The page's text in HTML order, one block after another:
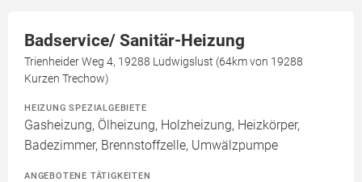
Badservice/ Sanitär-Heizung
Trienheider Weg 4, 19288 Ludwigslust (64km von 19288
Kurzen Trechow)
HEIZUNG SPEZIALGEBIETE
Gasheizung, Ölheizung, Holzheizung, Heizkörper,
Badezimmer, Brennstoffzelle, Umwälzpumpe
ANGEBOTENE TÄTIGKEITEN